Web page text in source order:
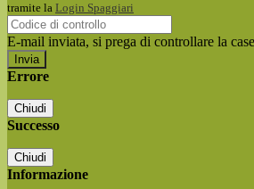
tramite la Login Spaggiari
E-mail inviata, si prega di controllare la
Errore
Chiudi
Successo
Chiudi
Informazione